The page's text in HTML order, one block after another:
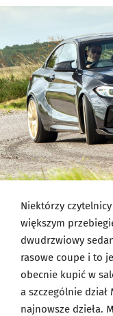
Niektórzy
większym
dwudrzwiowy
rasowe coupe i to
obecnie kupić w
a szczególnie
najnowsze dzieła.